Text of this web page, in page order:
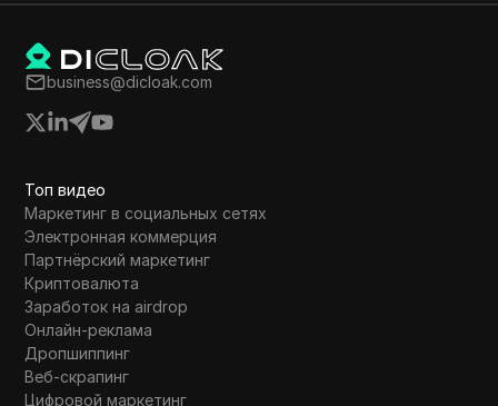
business@dicloak.com
Топ видео
Маркетинг в социальных сетях
Электронная коммерция
Партнёрский маркетинг
Криптовалюта
Заработок на airdrop
Онлайн-реклама
Дропшиппинг
Веб-скрапинг
Цифровой маркетинг